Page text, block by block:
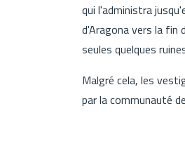
qui l'administra
d'Aragona vers la fin
seules quelques
Malgré cela, les
par la communauté